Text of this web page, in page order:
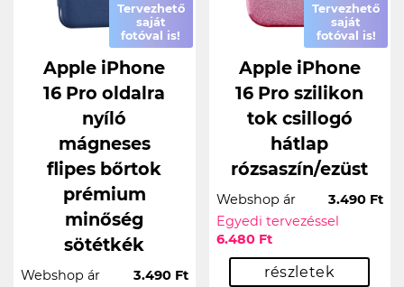
Tervezhető
saját
fotóval is!
Apple iPhone
16 Pro oldalra
nyíló
mágneses
flipes bőrtok
prémium
minőség
sötétkék
Webshop ár
3.490 Ft
Tervezhető
saját
fotóval is!
Apple iPhone
16 Pro szilikon
tok csillogó
hátlap
rózsaszín/ezüst
Webshop ár
3.490 Ft
Egyedi tervezéssel
6.480 Ft
részletek